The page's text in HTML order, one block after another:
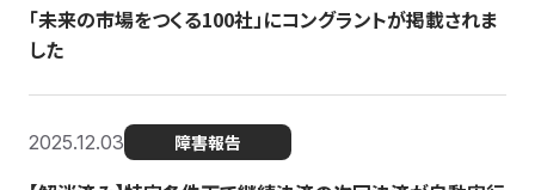
「未来の市場をつくる100社」にコングラントが掲載されま
した
2025.12.03 障害報告